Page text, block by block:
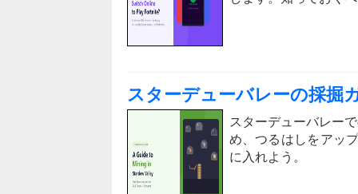
スターデューバレーの採掘
スターデューバレー
め、つるはしをアッ
に入れよう。